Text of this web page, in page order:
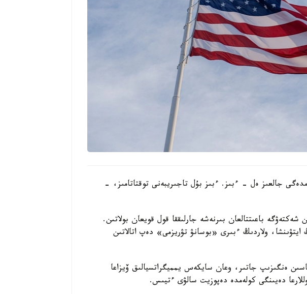
جالعىز ەل - ءبىز. ءبىز بۇل تاجىريبەنى توقتاتامىز، -
شەكتەۋگە باعىتتالعان بىرنەشە جارلىققا قول قويعان بولاتىن.
ولاردىڭ ءبىرى «بوسانۋ تۋريزمى» دەپ اتالاتىن
ەنگىزىپ جاتىر، وعان سايكەس يمميگراتسيالىق ۆيزاعا